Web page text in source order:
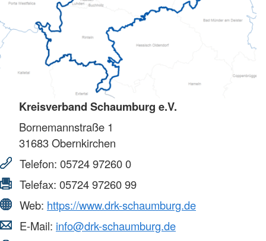
Kreisverband Schaumburg e.V.
Bornemannstraße 1
31683Obernkirchen
Telefon: 05724 97260 0
Telefax: 05724 97260 99
Web: https://www.drk-schaumburg.de
E-Mail: info@drk-schaumburg.de